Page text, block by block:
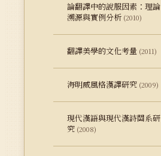
論翻譯中的說服因素：理論
溯源與實例分析 (2010)
翻譯美學的文化考量 (2011)
海明威風格漢譯研究 (2009)
現代漢語與現代漢詩關系研
究 (2008)